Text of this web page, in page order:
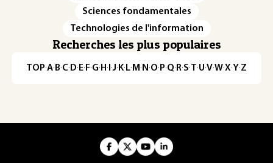
Sciences fondamentales
Technologies de l'information
Recherches les plus populaires
TOP·A·B·C· D· E· F·G· H · ·J· K· L· M · N ·O· P·Q· R·S·T·U·V·W·X·Y·Z